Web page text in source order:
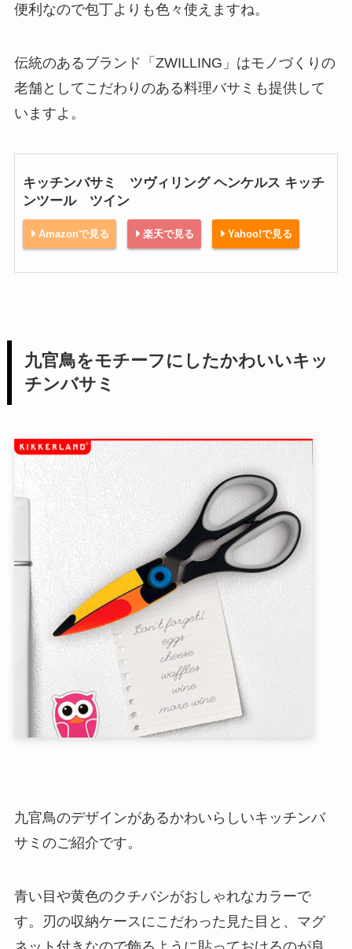
便利なので包丁よりも色々使えますね。
伝統のあるブランド「ZWILLING」はモノづくりの
老舗としてこだわりのある料理バサミも提供して
いますよ。
キッチンバサミ ツヴィリング ヘンケルス キッチ
ンツール ツイン
Amazonで見る 楽天で見る Yahoo!で見る
九官鳥をモチーフにしたかわいいキッ
チンバサミ
九官鳥のデザインがあるかわいらしいキッチンバ
サミのご紹介です。
青い目や黄色のクチバシがおしゃれなカラーで
す。刃の収納ケースにこだわった見た目と、マグ